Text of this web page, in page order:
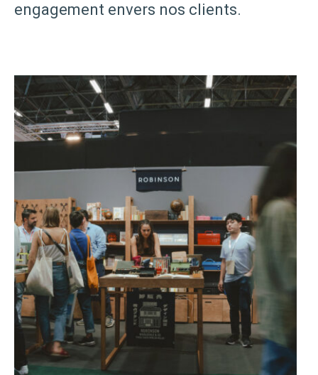
engagement envers nos clients.